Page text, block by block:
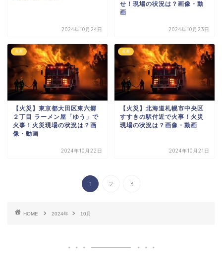
2024年10月24日
せ！現場の状況は？画像・動
画
2024年10月23日
災害
【火災】東京都大田区東六郷
２丁目 ラーメン屋「ゆう」で
火事！火災現場の状況は？画
像・動画
2024年10月22日
災害
【火災】北海道札幌市中央区
すすきの駅付近で火事！火災
現場の状況は？画像・動画
2024年10月21日
1 2 3
HOME 2024年 10月